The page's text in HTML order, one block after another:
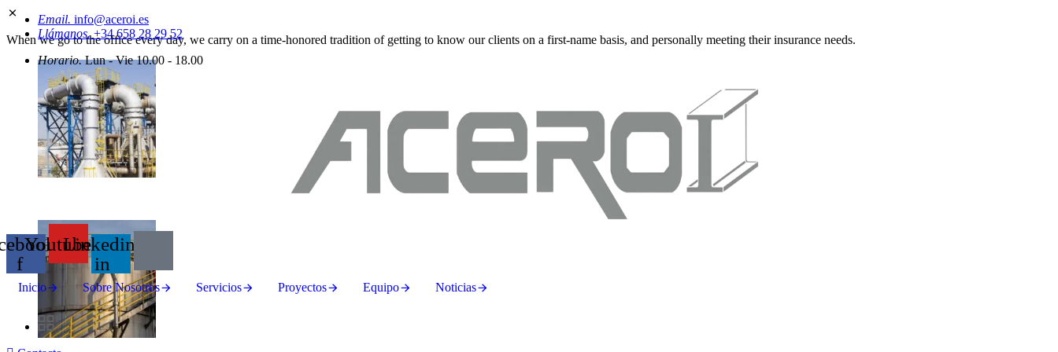
When we go to the office every day, we carry on a time-honored tradition of getting to know our clients on a first-name basis, and personally meeting their insurance needs.
Email. info@aceroi.es
Llámanos.+34 658 28 29 52
Horario.Lun - Vie 10.00 - 18.00
f
YoutubeLinkedin-
in
Inicio Sobre Nosotros Servicios Proyectos Equipo Noticias